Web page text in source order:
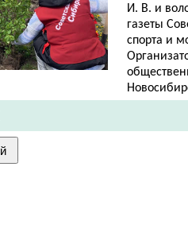
И. В. и
газеты
спорта и